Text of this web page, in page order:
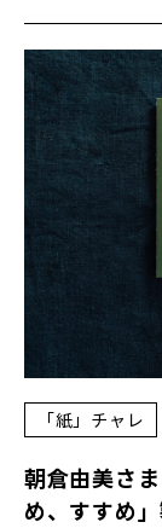
「紙」チャレ
朝倉由美さ
め、すすめ